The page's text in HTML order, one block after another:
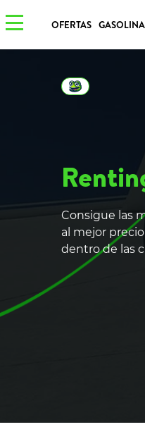
OFERTAS GASOLINA
Consigue las
al mejor
dentro de las